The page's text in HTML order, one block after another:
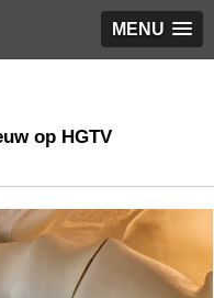
MENU
op HGTV